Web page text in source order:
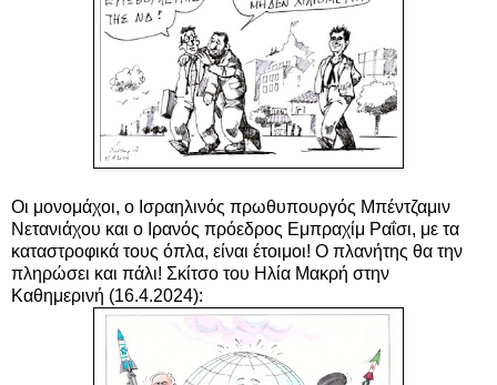
Οι μονομάχοι, ο Ισραηλινός πρωθυπουργός Μπέντζαμιν
Νετανιάχου και ο Ιρανός πρόεδρος Εμπραχίμ Ραΐσι, με τα
καταστροφικά τους όπλα, είναι έτοιμοι! Ο πλανήτης θα την
πληρώσει και πάλι! Σκίτσο του Ηλία Μακρή στην
Καθημερινή (16.4.2024):